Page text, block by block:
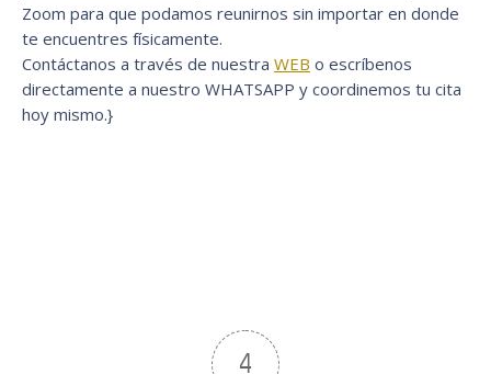
Zoom para que podamos reunirnos sin importar en donde
te encuentres físicamente.
Contáctanos a través de nuestra WEB o escríbenos
directamente a nuestro WHATSAPP y coordinemos tu cita
hoy mismo.}
4